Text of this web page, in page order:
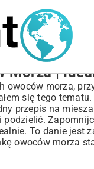
Morza |
owoców morza,
się tego
przepis na
To danie jest
owoców morza